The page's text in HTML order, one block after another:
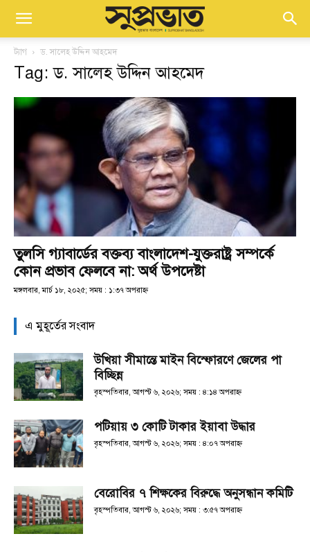
ট্যাগ ড. সালেহ উদ্দিন আহমেদ
Tag: ড. সালেহ উদ্দিন আহমেদ
তুলসি গ্যাবার্ডের বক্তব্য বাংলাদেশ-যুক্তরাষ্ট্র সম্পর্কে
কোন প্রভাব ফেলবে না: অর্থ উপদেষ্টা
মঙ্গলবার, মার্চ ১৮, ২০২৫; সময় : ১:৩৭ অপরাহ্ণ
এ মুহূর্তের সংবাদ
উখিয়া সীমান্তে মাইন বিস্ফোরণে জেলের পা
বিচ্ছিন্ন
বৃহস্পতিবার, আগস্ট ৬, ২০২৬; সময় : ৪:১৪ অপরাহ্ণ
পটিয়ায় ৩ কোটি টাকার ইয়াবা উদ্ধার
বৃহস্পতিবার, আগস্ট ৬, ২০২৬; সময় : ৪:০৭ অপরাহ্ণ
বেরোবির ৭ শিক্ষকের বিরুদ্ধে অনুসন্ধান কমিটি
বৃহস্পতিবার, আগস্ট ৬, ২০২৬; সময় : ৩:৫৭ অপরাহ্ণ